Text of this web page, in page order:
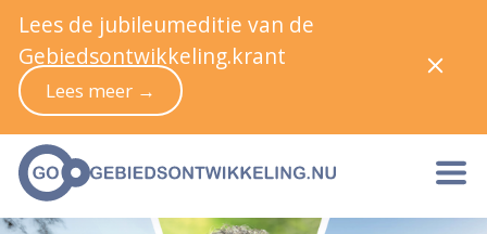
Lees de jubileumeditie van de
Gebiedsontwikkeling.krant
Lees meer →